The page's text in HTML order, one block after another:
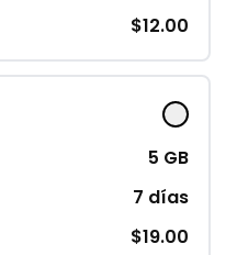
$12.00
5 GB
7 días
$19.00